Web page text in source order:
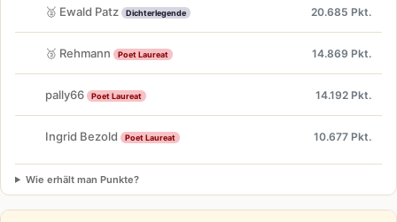
🥈 Ewald Patz Dichterlegende 20.685 Pkt.
🥉 Rehmann Poet Laureat 14.869 Pkt.
pally66 Poet Laureat 14.192 Pkt.
Ingrid Bezold Poet Laureat 10.677 Pkt.
Wie erhält man Punkte?